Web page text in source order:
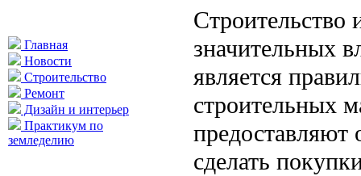
Главная
Новости
Строительство
Ремонт
Дизайн и интерьер
Практикум по
земледелию
значительных
является
строительных
предоставляют
сделать